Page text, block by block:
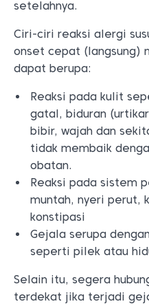
setelahnya.
Ciri-ciri reaksi alergi
onset cepat (langsung)
dapat berupa:
Reaksi pada kulit
gatal, biduran
bibir, wajah dan
tidak membaik
obatan.
Reaksi pada sistem
muntah, nyeri perut,
konstipasi
Gejala serupa
seperti pilek atau
Selain itu, segera
terdekat jika terjadi